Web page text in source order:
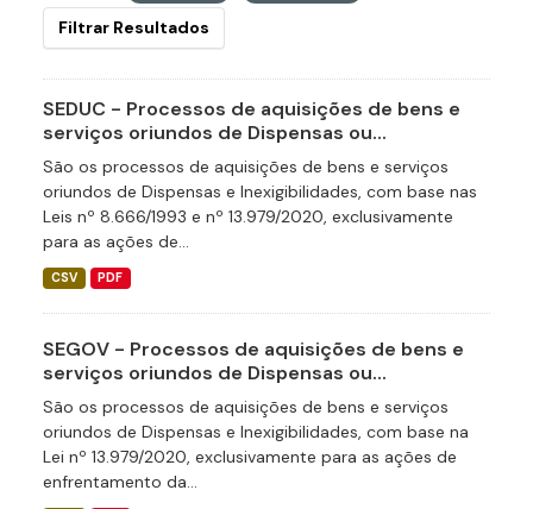
Filtrar Resultados
SEDUC - Processos de aquisições de bens e
serviços oriundos de Dispensas ou...
São os processos de aquisições de bens e serviços
oriundos de Dispensas e Inexigibilidades, com base nas
Leis nº 8.666/1993 e nº 13.979/2020, exclusivamente
para as ações de...
CSV PDF
SEGOV - Processos de aquisições de bens e
serviços oriundos de Dispensas ou...
São os processos de aquisições de bens e serviços
oriundos de Dispensas e Inexigibilidades, com base na
Lei nº 13.979/2020, exclusivamente para as ações de
enfrentamento da...